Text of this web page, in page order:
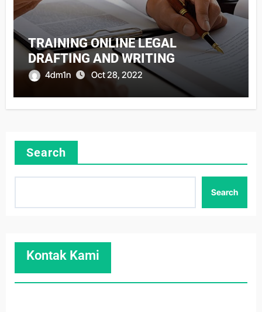
TRAINING ONLINE LEGAL
DRAFTING AND WRITING
4dm1n Oct 28, 2022
Search
Search
Kontak Kami